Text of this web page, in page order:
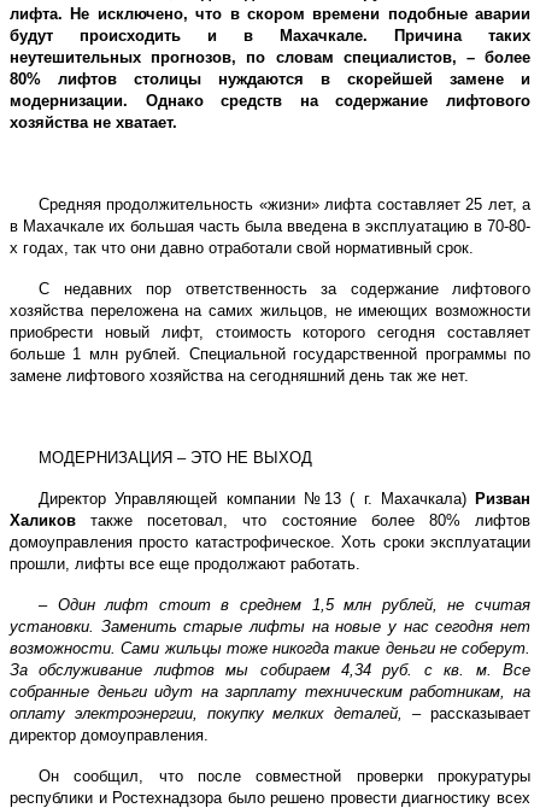
лифта. Не исключено, что в скором времени подобные аварии
будут происходить и в Махачкале. Причина таких
неутешительных прогнозов, по словам специалистов, – более
80% лифтов столицы нуждаются в скорейшей замене и
модернизации. Однако средств на содержание лифтового
хозяйства не хватает.
Средняя продолжительность «жизни» лифта составляет 25 лет, а
в Махачкале их большая часть была введена в эксплуатацию в 70-80-
х годах, так что они давно отработали свой нормативный срок.
С недавних пор ответственность за содержание лифтового
хозяйства переложена на самих жильцов, не имеющих возможности
приобрести новый лифт, стоимость которого сегодня составляет
больше 1 млн рублей. Специальной государственной программы по
замене лифтового хозяйства на сегодняшний день так же нет.
МОДЕРНИЗАЦИЯ – ЭТО НЕ ВЫХОД
Директор Управляющей компании №13 ( г. Махачкала) Ризван
Халиковтакже посетовал, что состояние более 80% лифтов
домоуправления просто катастрофическое. Хоть сроки эксплуатации
прошли, лифты все еще продолжают работать.
–Один лифт стоит в среднем 1,5 млн рублей, не считая
установки. Заменить старые лифты на новые у нас сегодня нет
возможности. Сами жильцы тоже никогда такие деньги не соберут.
За обслуживание лифтов мы собираем 4,34 руб. с кв. м. Все
собранные деньги идут на зарплату техническим работникам, на
оплату электроэнергии, покупку мелких деталей,– рассказывает
директор домоуправления.
Он сообщил, что после совместной проверки прокуратуры
республики и Ростехнадзора было решено провести диагностику всех